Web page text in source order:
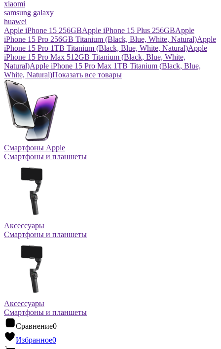
xiaomi
samsung galaxy
huawei
Apple iPhone 15 256GBApple iPhone 15 Plus 256GBApple
iPhone 15 Pro 256GB Titanium (Black, Blue, White, Natural)Apple
iPhone 15 Pro 1TB Titanium (Black, Blue, White, Natural)Apple
iPhone 15 Pro Max 512GB Titanium (Black, Blue, White,
Natural)Apple iPhone 15 Pro Max 1TB Titanium (Black, Blue,
White, Natural)Показать все товары
Смартфоны Apple
Смартфоны и планшеты
Аксессуары
Смартфоны и планшеты
Аксессуары
Смартфоны и планшеты
Сравнение0
Избранное0